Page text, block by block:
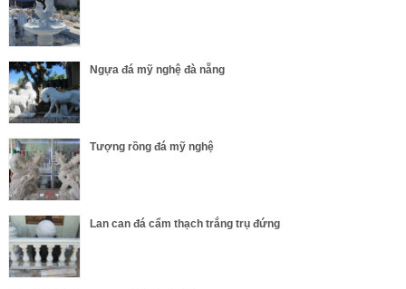
Ngựa đá mỹ nghệ đà nẵng
Tượng rồng đá mỹ nghệ
Lan can đá cẩm thạch trắng trụ đứng